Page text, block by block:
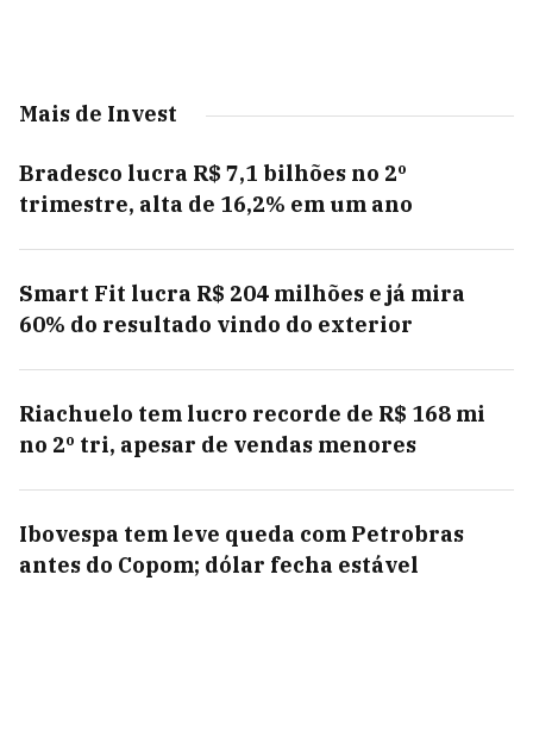
Mais de Invest
Bradesco lucra R$ 7,1 bilhões no 2º
trimestre, alta de 16,2% em um ano
Smart Fit lucra R$ 204 milhões e já mira
60% do resultado vindo do exterior
Riachuelo tem lucro recorde de R$ 168 mi
no 2º tri, apesar de vendas menores
Ibovespa tem leve queda com Petrobras
antes do Copom; dólar fecha estável